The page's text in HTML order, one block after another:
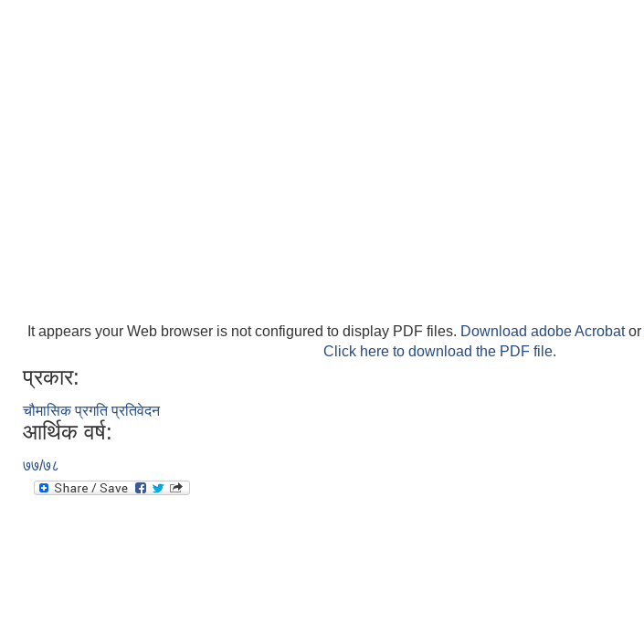
It appears your Web browser is not configured to display PDF files. Download adobe Acrobator
Click here to download the PDF file.
प्रकार:
चौमासिक प्रगति प्रतिवेदन
आर्थिक वर्ष:
७७/७८